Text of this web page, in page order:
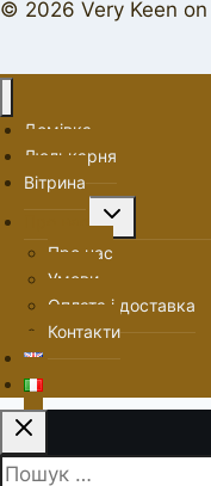
© 2026 Very Keen on
Домівка
Люлькарня
Вітрина
Перемкнути
меню
нащадка
Про нас
Умови
Оплата і доставка
Контакти
Пошук: